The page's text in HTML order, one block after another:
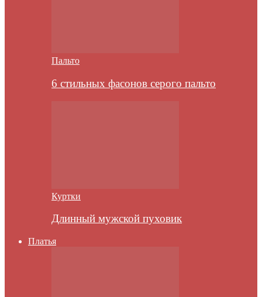
Пальто
6 стильных фасонов серого пальто
Куртки
Длинный мужской пуховик
Платья